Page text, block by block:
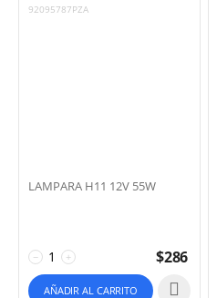
92095787PZA
LAMPARA H11 12V 55W
+
− $286
AÑADIR AL CARRITO